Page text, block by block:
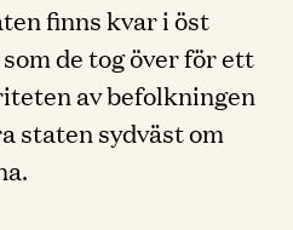
finns kvar i öst
de tog över för ett
av befolkningen
staten sydväst om